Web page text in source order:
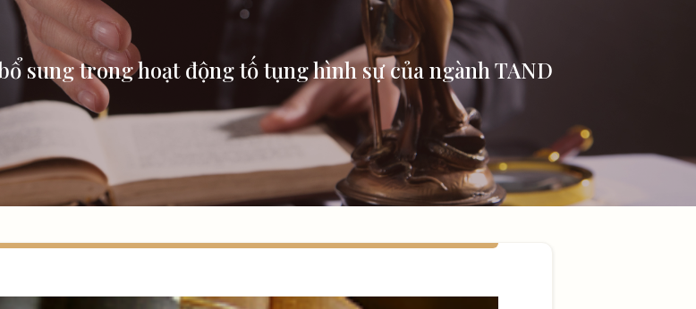
sung trong hoạt động tố tụng hình sự của ngành TAND